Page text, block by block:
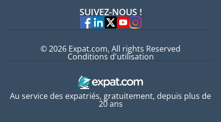
Experts
SUIVEZ-NOUS !
Au service des expatriés, gratuitement, depuis plus de
20 ans
© 2026 Expat.com, All rights Reserved
Conditions d'utilisation